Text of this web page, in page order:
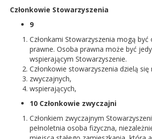
Członkowie Stowarzyszenia
9
Członkami Stowarzyszenia mogą być
prawne. Osoba prawna może być
wspierającym Stowarzyszenie.
Członkowie stowarzyszenia dzielą się
zwyczajnych,
wspierających,
10 Członkowie zwyczajni
Członkiem zwyczajnym
pełnoletnia osoba fizyczna,